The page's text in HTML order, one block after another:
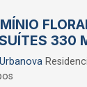
330
Urbanova